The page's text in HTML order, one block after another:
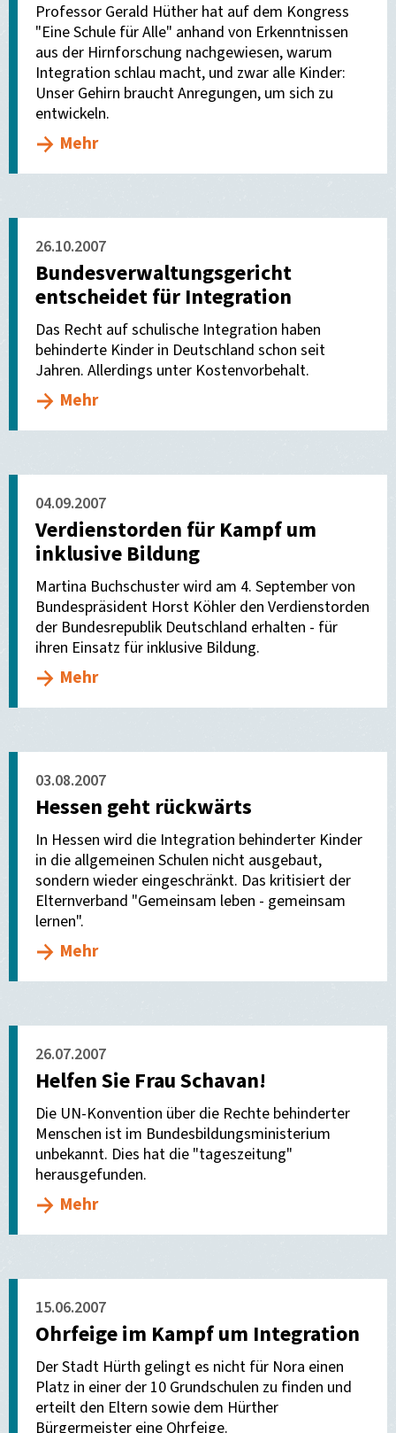
Professor Gerald Hüther hat auf dem Kongress
"Eine Schule für Alle" anhand von Erkenntnissen
aus der Hirnforschung nachgewiesen, warum
Integration schlau macht, und zwar alle Kinder:
Unser Gehirn braucht Anregungen, um sich zu
entwickeln.
Mehr
26.10.2007
Bundesverwaltungsgericht
entscheidet für Integration
Das Recht auf schulische Integration haben
behinderte Kinder in Deutschland schon seit
Jahren. Allerdings unter Kostenvorbehalt.
Mehr
04.09.2007
Verdienstorden für Kampf um
inklusive Bildung
Martina Buchschuster wird am 4. September von
Bundespräsident Horst Köhler den Verdienstorden
der Bundesrepublik Deutschland erhalten - für
ihren Einsatz für inklusive Bildung.
Mehr
03.08.2007
Hessen geht rückwärts
In Hessen wird die Integration behinderter Kinder
in die allgemeinen Schulen nicht ausgebaut,
sondern wieder eingeschränkt. Das kritisiert der
Elternverband "Gemeinsam leben - gemeinsam
lernen".
Mehr
26.07.2007
Helfen Sie Frau Schavan!
Die UN-Konvention über die Rechte behinderter
Menschen ist im Bundesbildungsministerium
unbekannt. Dies hat die "tageszeitung"
herausgefunden.
Mehr
15.06.2007
Ohrfeige im Kampf um Integration
Der Stadt Hürth gelingt es nicht für Nora einen
Platz in einer der 10 Grundschulen zu finden und
erteilt den Eltern sowie dem Hürther
Bürgermeister eine Ohrfeige.